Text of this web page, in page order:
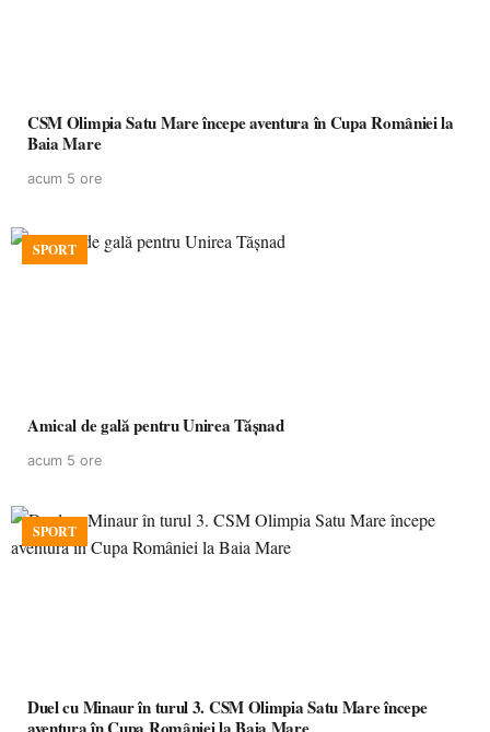
CSM Olimpia Satu Mare începe aventura în Cupa României la
Baia Mare
acum 5 ore
SPORT
Amical de gală pentru Unirea Tășnad
acum 5 ore
SPORT
Duel cu Minaur în turul 3. CSM Olimpia Satu Mare începe